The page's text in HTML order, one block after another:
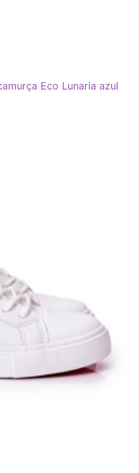
Eco Lunaria azul